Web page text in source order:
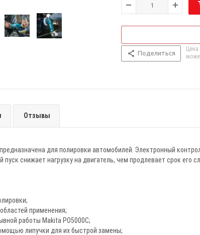
Поделиться
Отзывы
для полировки автомобилей. Электронный
снижает нагрузку на двигатель, чем продлевает срок его
применения;
работы Makita PO5000C;
липучки для их быстрой замены;